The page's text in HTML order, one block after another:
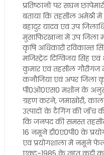
प्रतिष्ठानों पर सघन
बताया कि तहसील अमेठी
बहादुर यादव एवं उप
मुसाफिरखाना में उप जिला
कृषि अधिकारी रविकान्त
मजिस्ट्रेट दिग्विजय सिंह
कुमार एवं तहसील गौरीगंज
कनौजिया एवं अपर जिला
पी0ओ0एस0 मशीन के
ग्रहण करने, जमाखोरी,
उत्पादों के टैगिंग की जॉच
कि जनपद की समस्त
16 नमूने डी0ए0पी0 के
एवं प्रयोगशाला में नमूने